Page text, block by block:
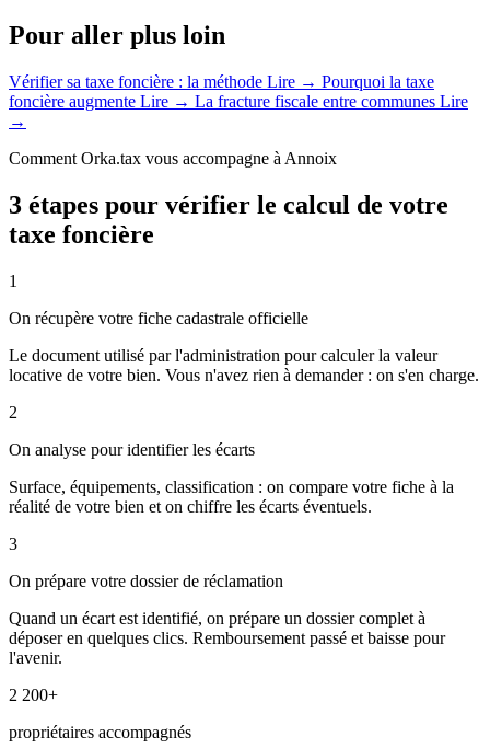
Pour aller plus loin
Vérifier sa taxe foncière : la méthode Lire → Pourquoi la taxe
foncière augmente Lire → La fracture fiscale entre communes Lire
→
Comment Orka.tax vous accompagne à Annoix
3 étapes pour vérifier le calcul de votre
taxe foncière
1
On récupère votre fiche cadastrale officielle
Le document utilisé par l'administration pour calculer la valeur
locative de votre bien. Vous n'avez rien à demander : on s'en charge.
2
On analyse pour identifier les écarts
Surface, équipements, classification : on compare votre fiche à la
réalité de votre bien et on chiffre les écarts éventuels.
3
On prépare votre dossier de réclamation
Quand un écart est identifié, on prépare un dossier complet à
déposer en quelques clics. Remboursement passé et baisse pour
l'avenir.
2 200+
propriétaires accompagnés